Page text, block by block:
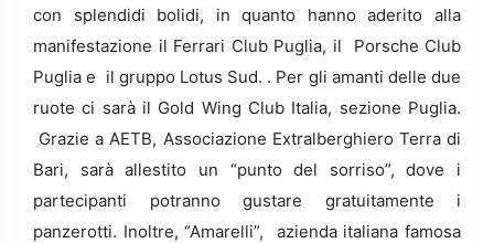
con splendidi bolidi, in quanto hanno aderito alla
manifestazione il Ferrari Club Puglia, il Porsche Club
Puglia e il gruppo Lotus Sud. . Per gli amanti delle due
ruote ci sarà il Gold Wing Club Italia, sezione Puglia.
Grazie a AETB, Associazione Extralberghiero Terra di
Bari, sarà allestito un “punto del sorriso”, dove i
partecipanti potranno gustare gratuitamente i
panzerotti. Inoltre, “Amarelli”, azienda italiana famosa